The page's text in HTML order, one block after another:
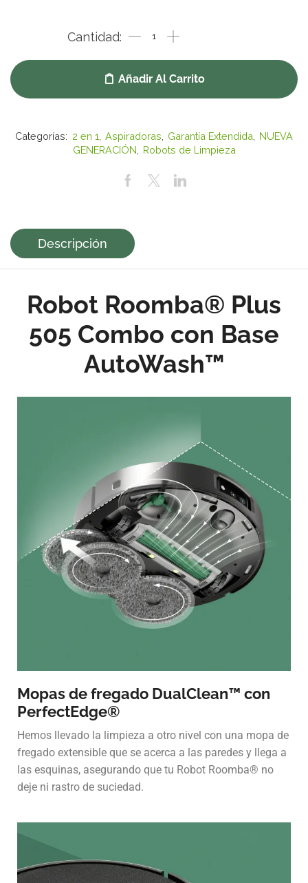
Añadir Al Carrito
Categorías: 2 en 1 Aspiradoras Garantía Extendida
NUEVA
GENERACIÓN
Robots de Limpieza
Descripción
Robot Roomba® Plus
505 Combo con Base
AutoWash™
Mopas de fregado DualClean™ con
PerfectEdge®
Hemos llevado la limpieza a otro nivel con una mopa de
fregado extensible que se acerca a las paredes y llega a
las esquinas, asegurando que tu Robot Roomba® no
deje ni rastro de suciedad.